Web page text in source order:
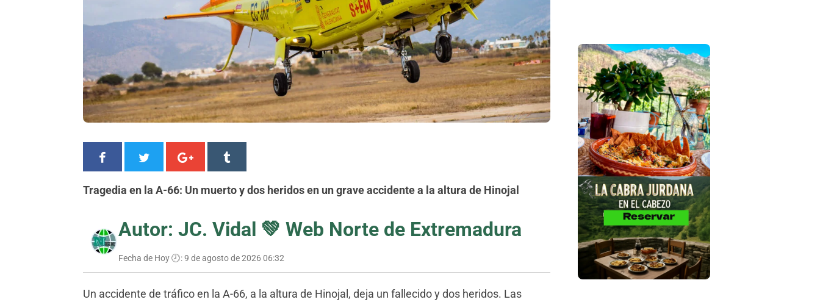
Tragedia en la A-66: Un muerto y dos heridos en un grave accidente a la altura de Hinojal
Autor: JC. Vidal 💚 Web Norte de Extremadura
Fecha de Hoy 🕗:9 de agosto de 2026 06:32
Un accidente de tráfico en la A-66, a la altura de Hinojal, deja un fallecido y dos heridos. Las